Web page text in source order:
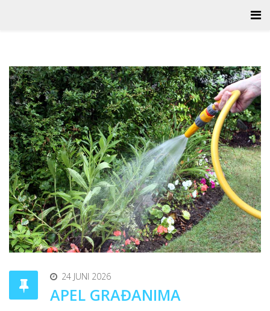
24 JUNI 2026
APEL GRAĐANIMA